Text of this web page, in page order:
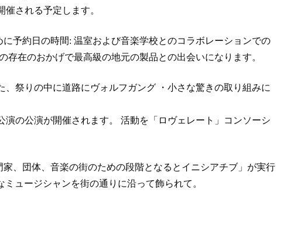
される予定します。
予約日の時間: 温室および音楽学校とのコラボレーションでの
在のおかげで最高級の地元の製品との出会いになります。
祭りの中に道路にヴォルフガング ・小さな驚きの取り組みに
の公演が開催されます。 活動を「ロヴェレート」コンソーシ
、団体、音楽の街のための段階となるとイニシアチブ」が実行
ュージシャンを街の通りに沿って飾られて。